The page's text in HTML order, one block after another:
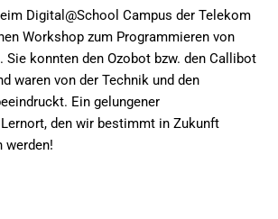
Digital@School Campus der Telekom
Workshop zum Programmieren von
Sie konnten den Ozobot bzw. den Callibot
waren von der Technik und den
Ein gelungener
den wir bestimmt in Zukunft
werden!